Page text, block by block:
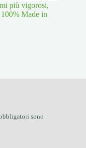
più vigorosi,
Made in
sono